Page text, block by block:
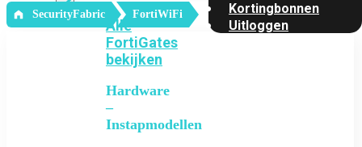
Alle
FortiGates
bekijken
Hardware
–
Instapmodellen
Kortingbonnen
Uitloggen
‎ SecurityFabric FortiWiFi